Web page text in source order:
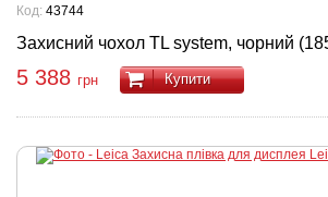
Захисний чохол TL system, чорний
Код: 43744
5 388 грн Купити